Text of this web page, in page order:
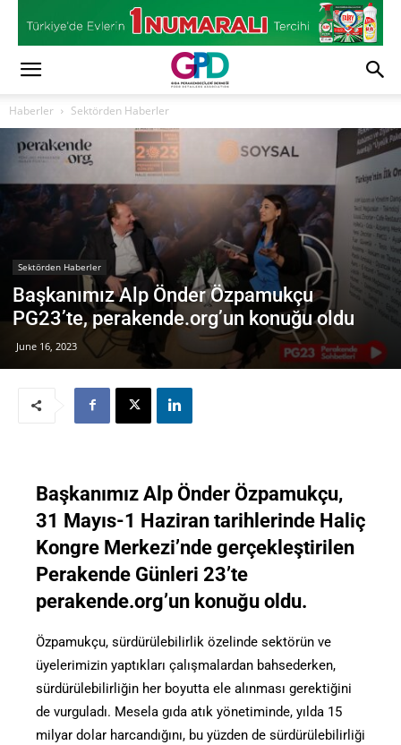
Haberler Sektörden Haberler
Sektörden Haberler
Başkanımız Alp Önder Özpamukçu
PG23’te, perakende.org’un konuğu oldu
June 16, 2023
Başkanımız Alp Önder Özpamukçu,
31 Mayıs-1 Haziran tarihlerinde Haliç
Kongre Merkezi’nde gerçekleştirilen
Perakende Günleri 23’te
perakende.org’un konuğu oldu.
Özpamukçu, sürdürülebilirlik özelinde sektörün ve
üyelerimizin yaptıkları çalışmalardan bahsederken,
sürdürülebilirliğin her boyutta ele alınması gerektiğini
de vurguladı. Mesela gıda atık yönetiminde, yılda 15
milyar dolar harcandığını, bu yüzden de sürdürülebilirliği